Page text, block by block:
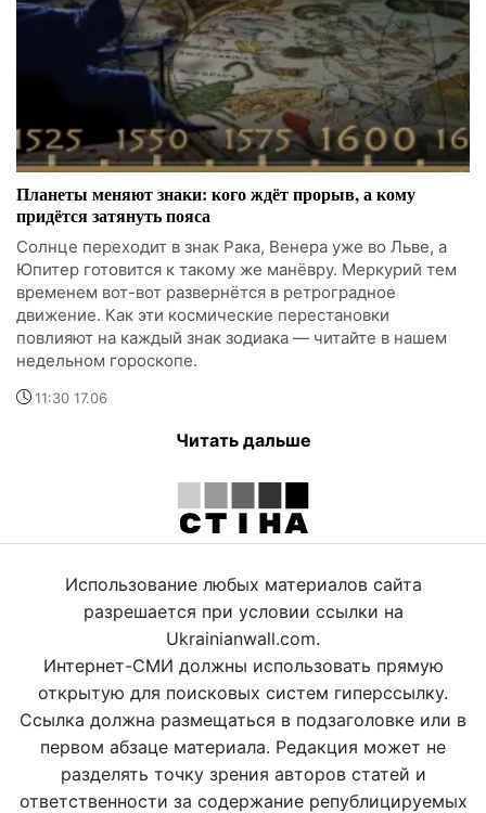
Планеты меняют знаки: кого ждёт прорыв, а кому
придётся затянуть пояса
Солнце переходит в знак Рака, Венера уже во Льве, а
Юпитер готовится к такому же манёвру. Меркурий тем
временем вот-вот развернётся в ретроградное
движение. Как эти космические перестановки
повлияют на каждый знак зодиака — читайте в нашем
недельном гороскопе.
11:30 17.06
Читать дальше
Использование любых материалов сайта
разрешается при условии ссылки на
Ukrainianwall.com.
Интернет-СМИ должны использовать прямую
открытую для поисковых систем гиперссылку.
Ссылка должна размещаться в подзаголовке или в
первом абзаце материала. Редакция может не
разделять точку зрения авторов статей и
ответственности за содержание републицируемых